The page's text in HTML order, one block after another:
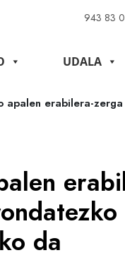
943 83
UDALA
apalen erabilera-
da